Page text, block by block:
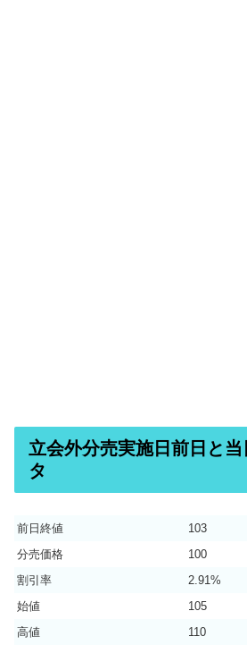
立会外分売実施日前日と
タ
前日終値
103
分売価格
100
割引率
2.91%
始値
105
高値
110